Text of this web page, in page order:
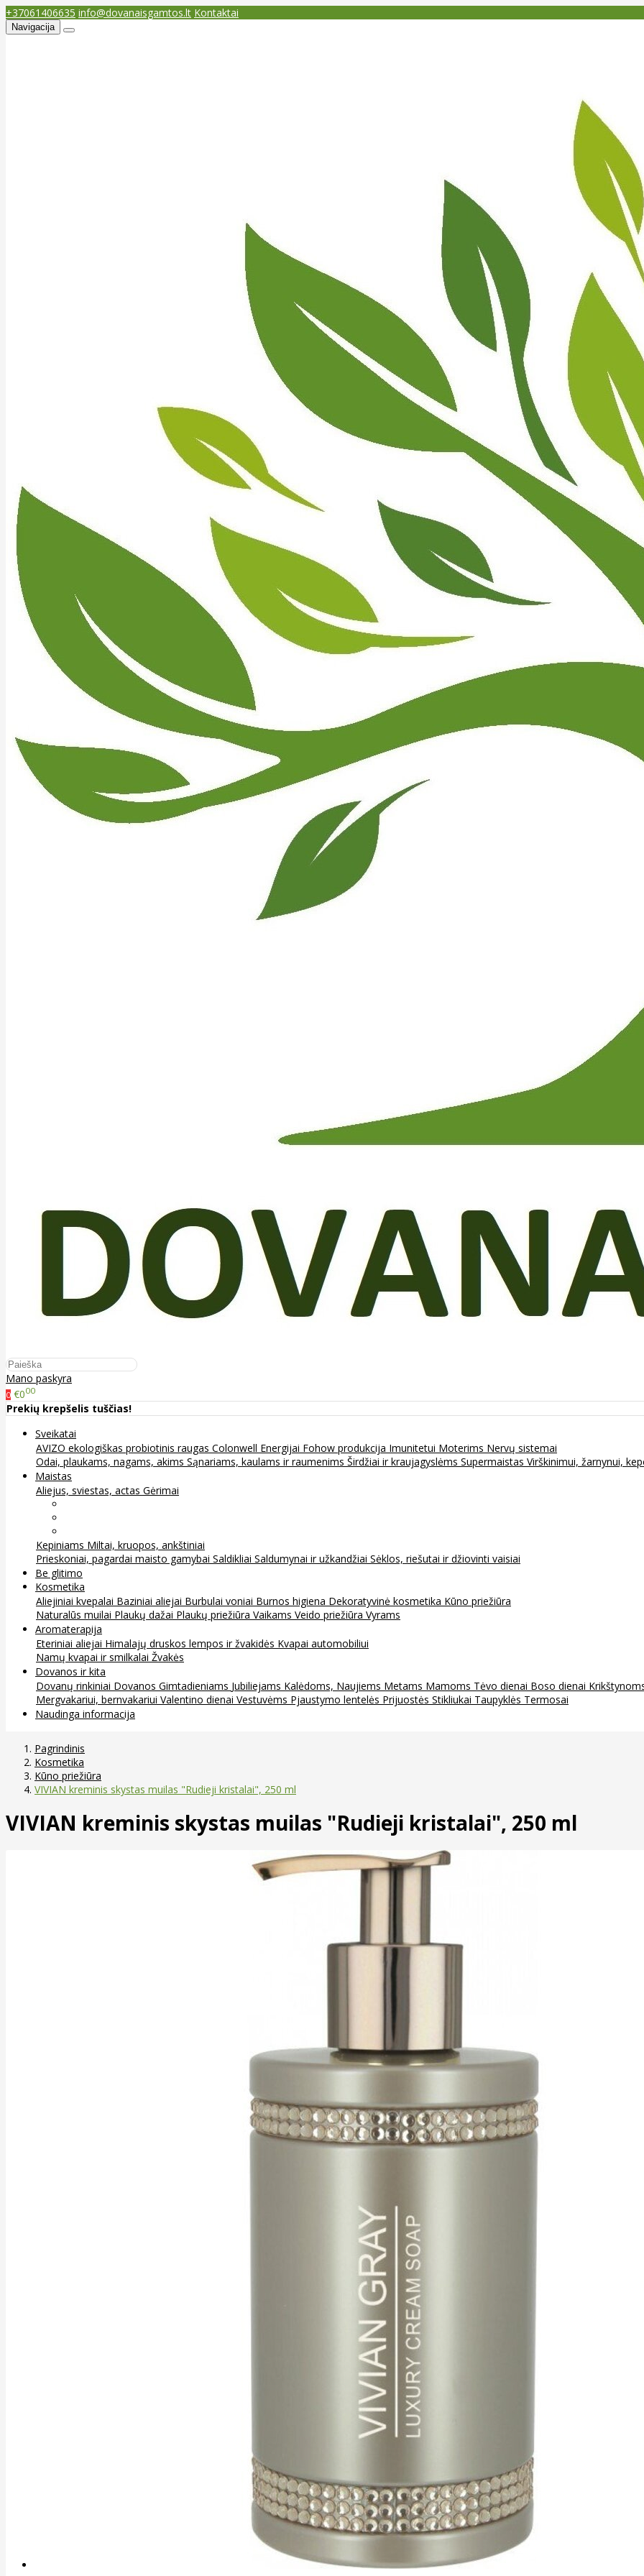
+37061406635 info@dovanaisgamtos.lt Kontaktai
Navigacija
Mano paskyra
0 €000
Prekių krepšelis tuščias!
Sveikatai
AVIZO ekologiškas probiotinis raugas Colonwell Energijai Fohow produkcija Imunitetui Moterims Nervų sistemai
Odai, plaukams, nagams, akims Sąnariams, kaulams ir raumenims Širdžiai ir kraujagyslėms Supermaistas Virškinimui, žarnynui,
Maistas
Aliejus, sviestas, actas Gėrimai
Kepiniams Miltai, kruopos, ankštiniai
Prieskoniai, pagardai maisto gamybai Saldikliai Saldumynai ir užkandžiai Sėklos, riešutai ir džiovinti vaisiai
Be glitimo
Kosmetika
Aliejiniai kvepalai Baziniai aliejai Burbulai voniai Burnos higiena Dekoratyvinė kosmetika Kūno priežiūra
Naturalūs muilai Plaukų dažai Plaukų priežiūra Vaikams Veido priežiūra Vyrams
Aromaterapija
Eteriniai aliejai Himalajų druskos lempos ir žvakidės Kvapai automobiliui
Namų kvapai ir smilkalai Žvakės
Dovanos ir kita
Dovanų rinkiniai Dovanos Gimtadieniams Jubiliejams Kalėdoms, Naujiems Metams Mamoms Tėvo dienai Boso dienai
Mergvakariui, bernvakariui Valentino dienai Vestuvėms Pjaustymo lentelės Prijuostės Stikliukai Taupyklės Termosai
Naudinga informacija
Pagrindinis
Kosmetika
Kūno priežiūra
VIVIAN kreminis skystas muilas "Rudieji kristalai", 250 ml
VIVIAN kreminis skystas muilas "Rudieji kristalai", 250 ml